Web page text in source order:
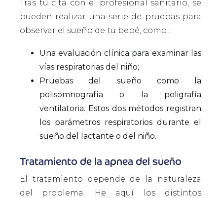
Tras tu cita con el profesional sanitario, se
pueden realizar una serie de pruebas para
observar el sueño de tu bebé, como :
Una evaluación clínica para examinar las
vías respiratorias del niño;
Pruebas del sueño como la
polisomnografía o la poligrafía
ventilatoria. Estos dos métodos registran
los parámetros respiratorios durante el
sueño del lactante o del niño.
Tratamiento de la apnea del sueño
El tratamiento depende de la naturaleza
del problema. He aquí los distintos